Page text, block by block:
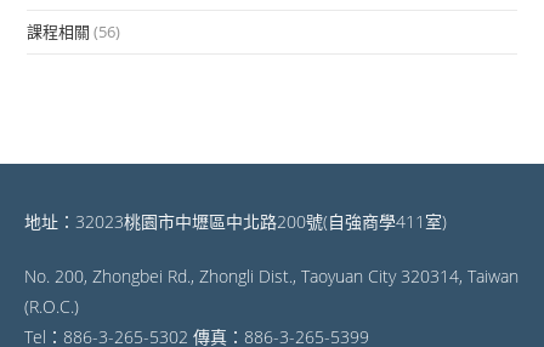
課程相關 (56)
地址：32023桃園市中壢區中北路200號(自強商學411室)
No. 200, Zhongbei Rd., Zhongli Dist., Taoyuan City 320314, Taiwan
(R.O.C.)
Tel：886-3-265-5302 傳真：886-3-265-5399